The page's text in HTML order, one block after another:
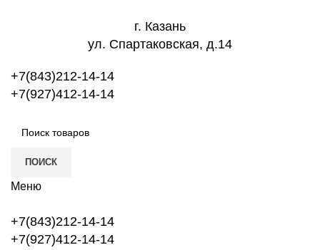
г. Казань
ул. Спартаковская, д.14
+7(843)212-14-14
+7(927)412-14-14
ПОИСК
Меню
+7(843)212-14-14
+7(927)412-14-14